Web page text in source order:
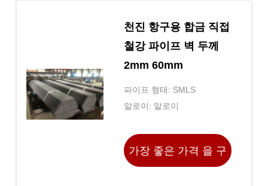
천진 항구용 합금 직접
철강 파이프 벽 두께
2mm 60mm
파이프 형태: SMLS
알로이: 알로이
가장 좋은 가격 을 구